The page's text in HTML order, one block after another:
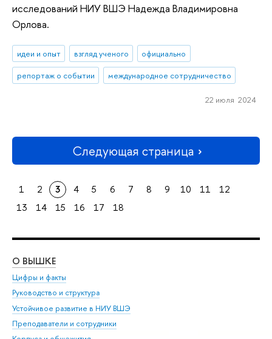
исследований НИУ ВШЭ Надежда Владимировна
Орлова.
идеи и опыт взгляд ученого
официально
репортаж о событии
международное сотрудничество
22 июля 2024
Следующая страница
1 2 3 4 5 6 7 8 9 10 11
12
13
14 15 16 17 18
О ВЫШКЕ
Цифры и факты
Руководство и структура
Устойчивое развитие в НИУ ВШЭ
Преподаватели и сотрудники